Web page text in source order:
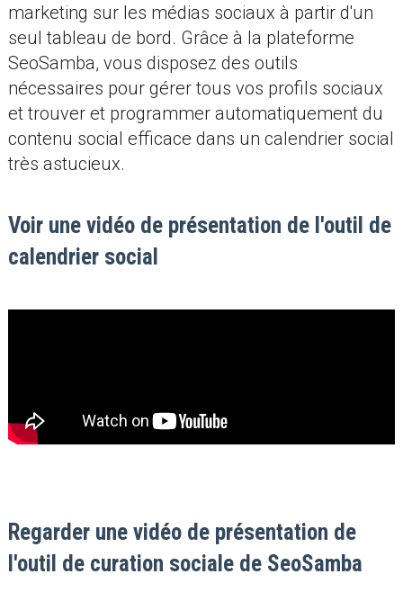
marketing sur les médias sociaux à partir d'un
seul tableau de bord. Grâce à la plateforme
SeoSamba, vous disposez des outils
nécessaires pour gérer tous vos profils sociaux
et trouver et programmer automatiquement du
contenu social efficace dans un calendrier social
très astucieux.
Voir une vidéo de présentation de l'outil de
calendrier social
Regarder une vidéo de présentation de
l'outil de curation sociale de SeoSamba